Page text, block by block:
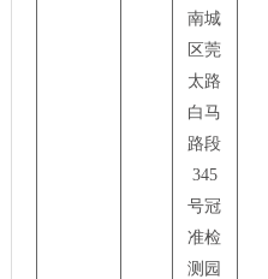
南城
区莞
太路
白马
路段
345
号冠
准检
测园